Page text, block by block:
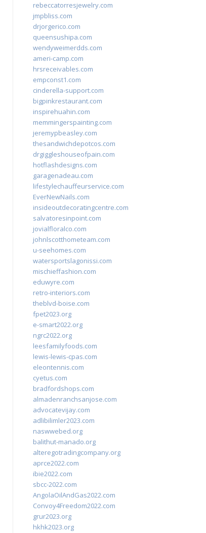
rebeccatorresjewelry.com
jmpbliss.com
drjorgerico.com
queensushipa.com
wendyweimerdds.com
ameri-camp.com
hrsreceivables.com
empconst1.com
cinderella-support.com
bigpinkrestaurant.com
inspirehuahin.com
memmingerspainting.com
jeremypbeasley.com
thesandwichdepotcos.com
drgiggleshouseofpain.com
hotflashdesigns.com
garagenadeau.com
lifestylechauffeurservice.com
EverNewNails.com
insideoutdecoratingcentre.com
salvatoresinpoint.com
jovialfloralco.com
johnlscotthometeam.com
u-seehomes.com
watersportslagonissi.com
mischieffashion.com
eduwyre.com
retro-interiors.com
theblvd-boise.com
fpet2023.org
e-smart2022.org
ngrc2022.org
leesfamilyfoods.com
lewis-lewis-cpas.com
eleontennis.com
cyetus.com
bradfordshops.com
almadenranchsanjose.com
advocatevijay.com
adlibilimler2023.com
naswwebed.org
balithut-manado.org
alteregotradingcompany.org
aprce2022.com
ibie2022.com
sbcc-2022.com
AngolaOilAndGas2022.com
Convoy4Freedom2022.com
grur2023.org
hkhk2023.org